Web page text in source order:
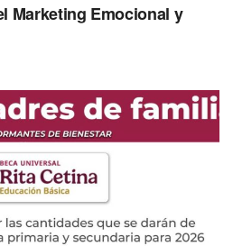
Marketing Emocional y